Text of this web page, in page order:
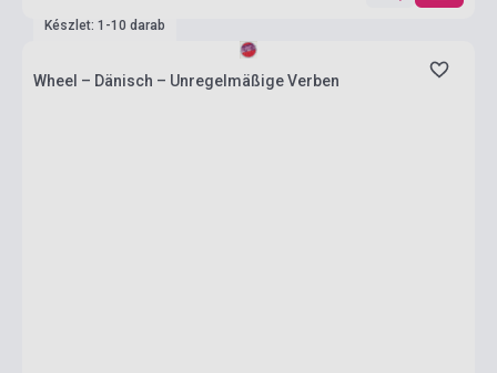
Készlet: 1-10 darab
Wheel – Dänisch – Unregelmäßige Verben